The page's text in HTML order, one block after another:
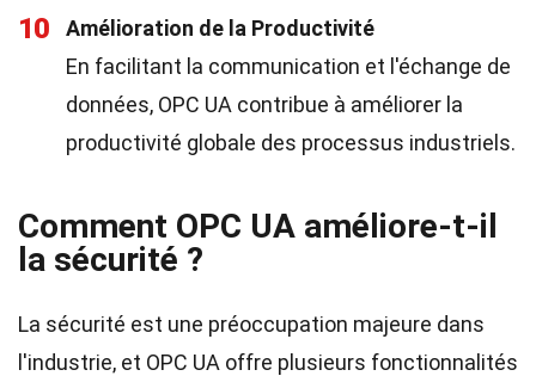
10
Amélioration de la Productivité
En facilitant la communication et l'échange de
données, OPC UA contribue à améliorer la
productivité globale des processus industriels.
Comment OPC UA améliore-t-il
la sécurité ?
La sécurité est une préoccupation majeure dans
l'industrie, et OPC UA offre plusieurs fonctionnalités